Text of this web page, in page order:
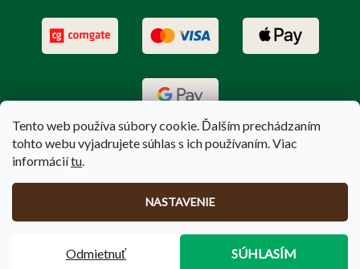
Tento web používa súbory cookie. Ďalším prechádzaním
tohto webu vyjadrujete súhlas s ich používaním. Viac
informáciítu.
NASTAVENIE
Odmietnuť SÚHLASÍM
PoľovníctvoTerem.sk. Všetky práva vyhradené.
Upraviť nastavenie cookies